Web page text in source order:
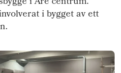
i bygget av ett